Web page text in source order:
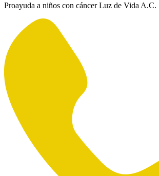
Proayuda a niños con cáncer Luz de Vida A.C.